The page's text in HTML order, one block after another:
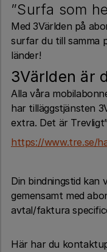
”Surfa som
Med 3Världen på
surfar du till samma
länder!
3Världen är
Alla våra
har tilläggstjänsten
extra. Det är
https://www.tre.se/
Din bindningstid kan
gemensamt med
avtal/faktura
Här har du